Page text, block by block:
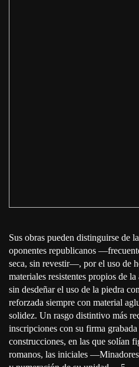
Sus obras pueden distinguirse de
oponentes republicanos
seca, sin revestir—, por el uso de
materiales resistentes propios de
sin desdeñar el uso de la piedra
reforzada siempre con material
solidez. Un rasgo distintivo más
inscripciones con su firma grabada
construcciones, en las que solían
romanos, las iniciales